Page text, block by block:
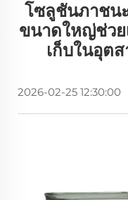
โซลูชันภาชน
ขนาดใหญ่ช่วย
เก็บในอุต
2026-02-25 12:30:00